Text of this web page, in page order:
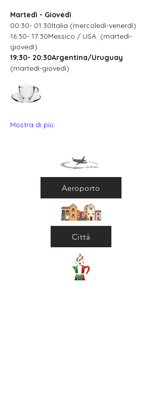
Martedì - Giovedì
00:30- 01:30Italia (mercoledì-venerdì)
16:30- 17:30Messico / USA  (martedì-
giovedì)
19:30- 20:30Argentina/Uruguay
(martedì-giovedì)
Mostra di più
Aeroporto
Città